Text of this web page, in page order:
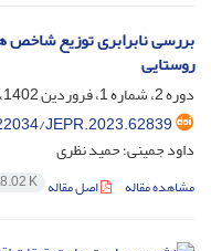
بررسی نابرابری توزیع شاخص
روستایی
دوره 2، شماره 1، فروردین 1402، صفحه
JEPR.2023.62839
داود جمینی؛ حمید نظری
مشاهده مقاله اصل مقاله K